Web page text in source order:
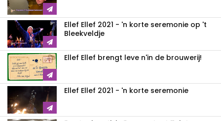
Ellef Ellef 2021 - 'n korte seremonie op 't
Bleekveldje
Ellef Ellef brengt leve n'in de brouwerij!
Ellef Ellef 2021 - 'n korte seremonie